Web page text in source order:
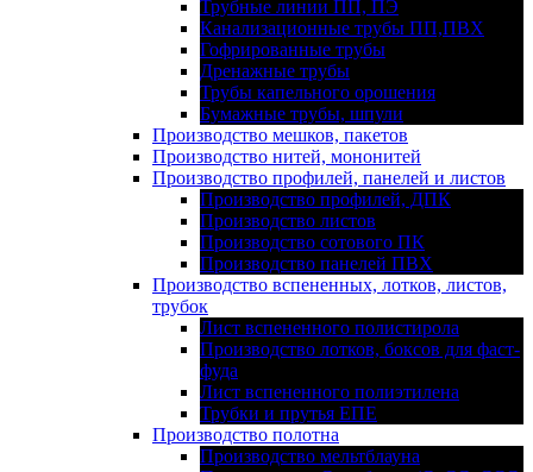
Трубные линии ПП, ПЭ
Канализационные трубы ПП,ПВХ
Гофрированные трубы
Дренажные трубы
Трубы капельного орошения
Бумажные трубы, шпули
Производство мешков, пакетов
Производство нитей, мононитей
Производство профилей, панелей и листов
Производство профилей, ДПК
Производство листов
Производство сотового ПК
Производство панелей ПВХ
Производство вспененных, лотков, листов,
трубок
Лист вспененного полистирола
Производство лотков, боксов для фаст-
фуда
Лист вспененного полиэтилена
Трубки и прутья ЕПЕ
Производство полотна
Производство мельтблауна